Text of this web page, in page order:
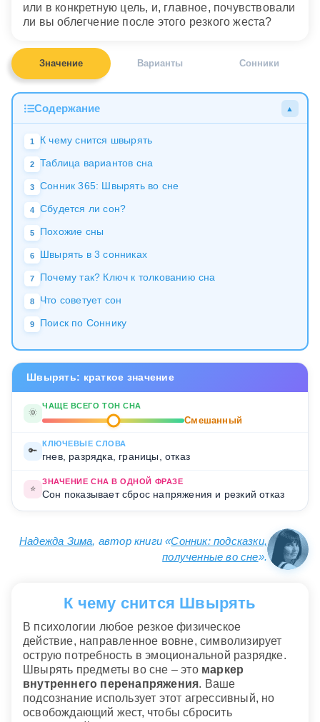
или в конкретную цель, и, главное, почувствовали
ли вы облегчение после этого резкого жеста?
Значение Варианты Сонники
Содержание ▲
1 К чему снится швырять
2 Таблица вариантов сна
3 Сонник 365: Швырять во сне
4 Сбудется ли сон?
5 Похожие сны
6 Швырять в 3 сонниках
7 Почему так? Ключ к толкованию сна
8 Что советует сон
9 Поиск по Соннику
Швырять: краткое значение
🌞
ЧАЩЕ ВСЕГО ТОН СНА
Смешанный
🔑
КЛЮЧЕВЫЕ СЛОВА
гнев, разрядка, границы, отказ
⭐
ЗНАЧЕНИЕ СНА В ОДНОЙ ФРАЗЕ
Сон показывает сброс напряжения и резкий отказ
Надежда Зима, автор книги «Сонник: подсказки,
полученные во сне».
К чему снится Швырять
В психологии любое резкое физическое
действие, направленное вовне, символизирует
острую потребность в эмоциональной разрядке.
Швырять предметы во сне – это маркер
внутреннего перенапряжения. Ваше
подсознание использует этот агрессивный, но
освобождающий жест, чтобы сбросить